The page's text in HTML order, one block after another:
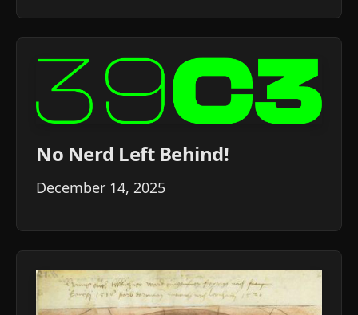
No Nerd Left Behind!
December 14, 2025